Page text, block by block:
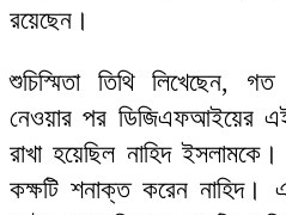
রয়েছেন।
শুচিস্মিতা তিথি লিখেছেন,
নেওয়ার পর ডিজিএফআইয়ের এই
রাখা হয়েছিল নাহিদ
কক্ষটি শনাক্ত করেন নাহিদ।